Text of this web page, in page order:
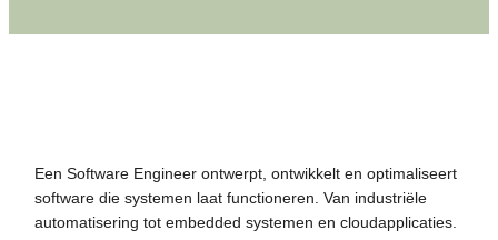
Een Software Engineer ontwerpt, ontwikkelt en optimaliseert
software die systemen laat functioneren. Van industriële
automatisering tot embedded systemen en cloudapplicaties.